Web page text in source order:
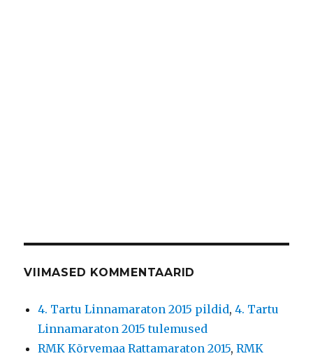
VIIMASED KOMMENTAARID
4. Tartu Linnamaraton 2015 pildid,4. Tartu
Linnamaraton 2015 tulemused
RMK Kõrvemaa Rattamaraton 2015,RMK